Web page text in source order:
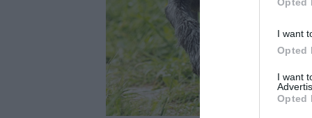
I want
Opted
I want
Opted